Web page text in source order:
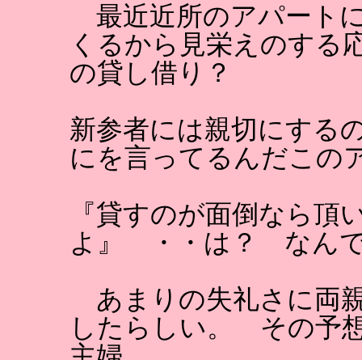
最近近所のアパート
くるから見栄えのする
の貸し借り？
新参者には親切にする
にを言ってるんだこ
『貸すのが面倒なら頂
よ』 ・・は？ なんで
あまりの失礼さに両
したらしい。 その予